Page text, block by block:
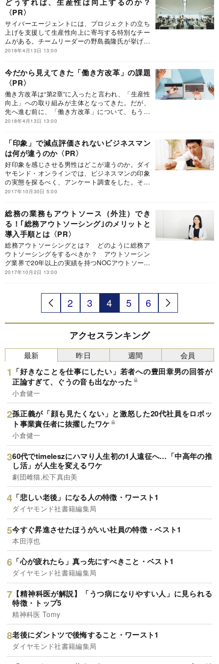
いた。
サイバーエージェントには、プロジェクトの立ち
上げを支援して生産性向上に寄与する特別なチー
ムがある。チームリーダーの野島義隆氏が挙げる
生産性向上の「肝」は5つ。どれもが今日から実
2018年4月13日 13:00
今だから見えてきた「働き方改革」の課題
働き方改革は“第2章”に入ったと言われ、「生産性
向上」への取り組みが主体となってきた。だが、
先へ進む前に、「働き方改革」について、もう一
度見直しておくべきことがあるのではないか？
2018年4月13日 13:00
「印象」で減点評価されないビジネスマン
は何が違うのか
好印象を感じさせる男性はどこが違うのか。ダイ
ヤモンド・オンラインでは、ビジネスマンの印象
の実態を探るべく、アンケート調査をした。そこ
から、男性が印象をよくする上で、心がけるべき
2017年10月30日 5:00
総務の業務もアウトソース（外注）でき
る！｢総務アウトソーシング｣のメリットと
導入手順とは
総務アウトソーシングとは？ どのように総務ア
ウトソーシングをするべきか？ アウトソーシン
グ業界で20年以上の実績を持つNOCアウトソーシ
ング＆コンサルティングでスーパーバイザー（運
2017年10月2日 13:00
2 3 4 5 6
アクセスランキング
最新
「好きなことを仕事にしたい」若者への豊田章男の回答が
正論すぎて、ぐうの音も出なかった
小倉健一
孫正義が「顔も見たくない」と激怒した20代社員をロボッ
ト事業責任者に抜擢したワケ
小倉健一
60代でtimeleszにハマり人生初の1人遠征へ…「中高年の推
し活」が人生を変えるワケ
劇団雌猫,松下真由美
「悲しい老後」になる人の特徴・ワースト1
ダイヤモンド社書籍編集局
今すぐ昇進させたほうがいい社員の特徴・ベスト1
本田淳也
「心が疲れたら」真っ先にすべきこと・ベスト1
ダイヤモンド社書籍編集局
【精神科医が解説】「うつ病になりやすい人」に見られる
特徴・トップ5
精神科医 Tomy
老後にダントツで後悔すること・ワースト1
ダイヤモンド社書籍編集局
昨日 週間 会員